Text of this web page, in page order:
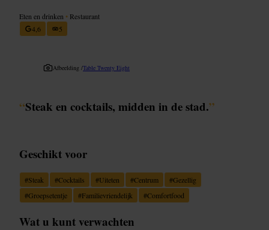
Eten en drinken • Restaurant
4,6
5
Afbeelding /Table Twenty Eight
“Steak en cocktails, midden in de stad.”
Geschikt voor
#Steak #Cocktails #Uiteten #Centrum #Gezellig
#Groepsetentje #Familievriendelijk #Comfortfood
Wat u kunt verwachten